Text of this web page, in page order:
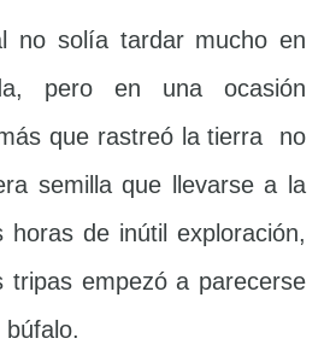
no solía tardar mucho en
pero en una ocasión
que rastreó la tierra no
semilla que llevarse a la
horas de inútil exploración,
tripas empezó a parecerse